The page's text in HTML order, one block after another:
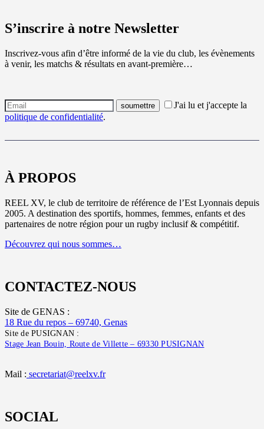
S’inscrire à notre Newsletter
Inscrivez-vous afin d’être informé de la vie du club, les évènements
à venir, les matchs & résultats en avant-première…
J'ai lu et j'accepte la
politique de confidentialité.
À PROPOS
REEL XV, le club de territoire de référence de l’Est Lyonnais depuis
2005. A destination des sportifs, hommes, femmes, enfants et des
partenaires de notre région pour un rugby inclusif & compétitif.
Découvrez qui nous sommes…
CONTACTEZ-NOUS
Site de GENAS :
18 Rue du repos – 69740, Genas
Site de PUSIGNAN :
Stage Jean Bouin, Route de Villette – 69330 PUSIGNAN
Mail : secretariat@reelxv.fr
SOCIAL